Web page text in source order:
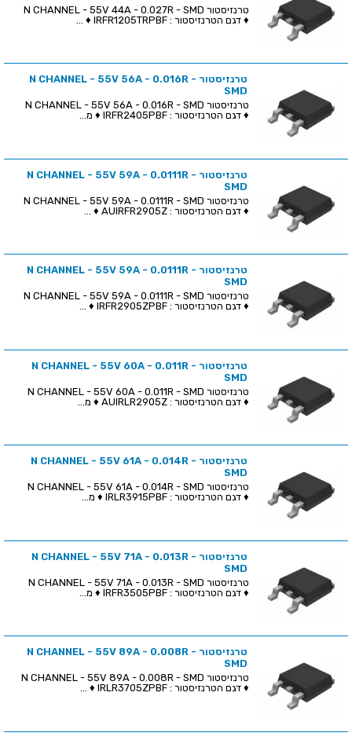
♦ דגם הטרנזיסטור : IRFR1205TRPBF ♦ ...
טרנזיסטור N CHANNEL - 55V 56A - 0.016R -
SMD
♦ דגם הטרנזיסטור : IRFR2405PBF ♦ מ...
טרנזיסטור N CHANNEL - 55V 59A - 0.0111R -
SMD
♦ דגם הטרנזיסטור : AUIRFR2905Z ♦ ...
טרנזיסטור N CHANNEL - 55V 59A - 0.0111R -
SMD
♦ דגם הטרנזיסטור : IRFR2905ZPBF ♦ ...
טרנזיסטור N CHANNEL - 55V 60A - 0.011R -
SMD
♦ דגם הטרנזיסטור : AUIRLR2905Z ♦ מ...
טרנזיסטור N CHANNEL - 55V 61A - 0.014R -
SMD
♦ דגם הטרנזיסטור : IRLR3915PBF ♦ מ...
טרנזיסטור N CHANNEL - 55V 71A - 0.013R -
SMD
♦ דגם הטרנזיסטור : IRFR3505PBF ♦ מ...
טרנזיסטור N CHANNEL - 55V 89A - 0.008R -
SMD
♦ דגם הטרנזיסטור : IRLR3705ZPBF ♦ ...